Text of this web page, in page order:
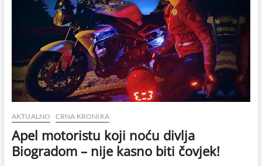
AKTUALNO CRNA KRONIKA
Apel motoristu koji noću divlja
Biogradom – nije kasno biti čovjek!